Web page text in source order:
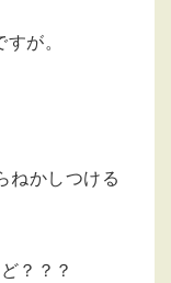
が。
ねかしつける
？？？